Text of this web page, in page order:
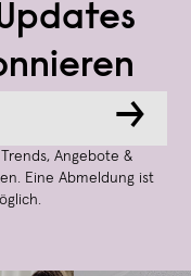
→
Angebote &
Eine Abmeldung ist